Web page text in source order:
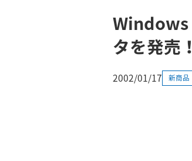
Windows
タを発売！
2002/01/17 新商品